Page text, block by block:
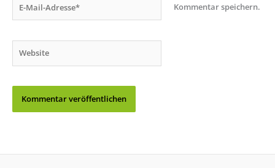
Mail-
Kommentar speichern.